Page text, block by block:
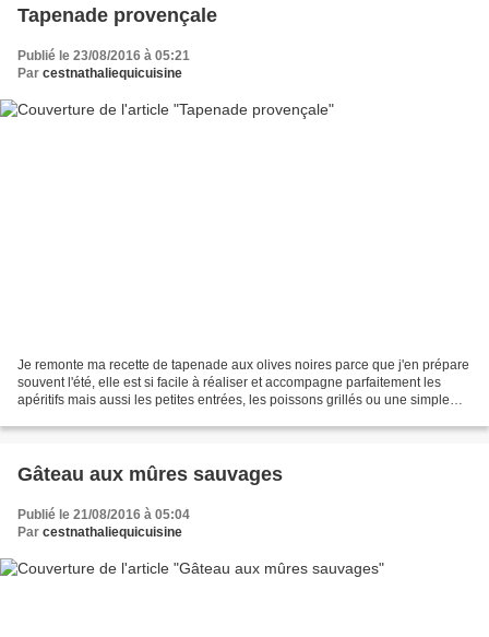
Tapenade provençale
Publié le 23/08/2016 à 05:21
Par cestnathaliequicuisine
Je remonte ma recette de tapenade aux olives noires parce que j'en prépare
souvent l'été, elle est si facile à réaliser et accompagne parfaitement les
apéritifs mais aussi les petites entrées, les poissons grillés ou une simple
Gâteau aux mûres sauvages
Publié le 21/08/2016 à 05:04
Par cestnathaliequicuisine